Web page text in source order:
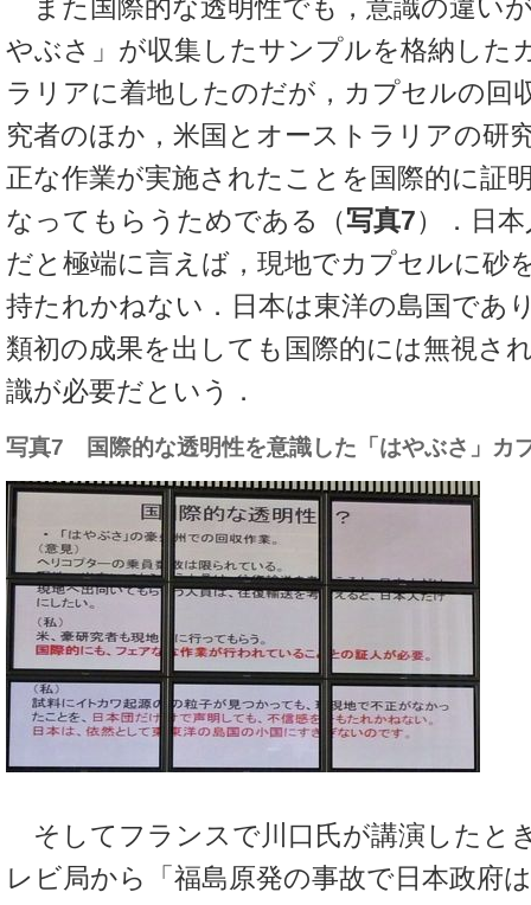
また国際的な透明性でも，意識の違い
やぶさ」が収集したサンプルを格納した
ラリアに着地したのだが，カプセルの回
究者のほか，米国とオーストラリアの研
正な作業が実施されたことを国際的に証
なってもらうためである（写真7）．日
だと極端に言えば，現地でカプセルに砂
持たれかねない．日本は東洋の島国であ
類初の成果を出しても国際的には無視さ
識が必要だという．
写真7 国際的な透明性を意識した「はやぶさ」カ
そしてフランスで川口氏が講演したと
レビ局から「福島原発の事故で日本政府